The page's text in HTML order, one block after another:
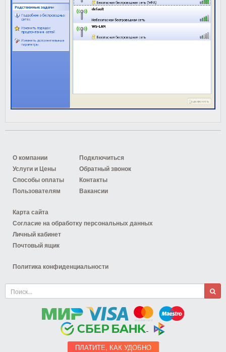
О компании
Услуги и Цены
Способы оплаты
Пользователям
Подключиться
Обратный звонок
Контакты
Вакансии
Карта сайта
Согласие на обработку персональных данных
Личный кабинет
Почтовый ящик
Политика конфиденциальности
ПЛАТИТЕ, КАК УДОБНО